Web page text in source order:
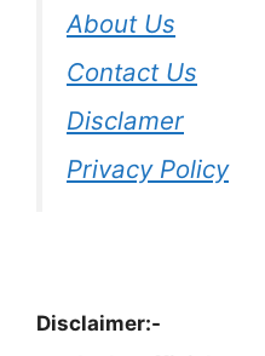
About Us
Contact Us
Disclamer
Privacy Policy
Disclaimer:-